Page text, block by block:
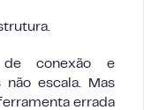
de conexão e
escala. Mas
errada